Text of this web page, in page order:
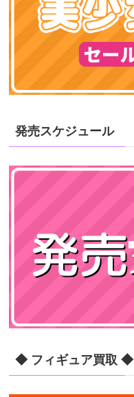
発売スケジュール
◆ フィギュア買取 ◆